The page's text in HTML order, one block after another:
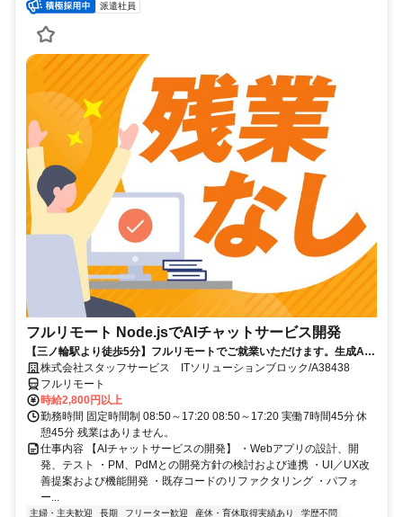
派遣社員
フルリモート Node.jsでAIチャットサービス開発
【三ノ輪駅より徒歩5分】フルリモートでご就業いただけます。生成AI
を活用したサービス開発に携われます。企画提案から改善まで幅広く関
われる環境です☆
株式会社スタッフサービス ITソリューションブロック/A38438
フルリモート
時給2,800円以上
勤務時間 固定時間制 08:50～17:20 08:50～17:20 実働7時間45分 休
憩45分 残業はありません。
仕事内容 【AIチャットサービスの開発】 ・Webアプリの設計、開
発、テスト ・PM、PdMとの開発方針の検討および連携 ・UI／UX改
善提案および機能開発 ・既存コードのリファクタリング ・パフォ
ー...
主婦・主夫歓迎 長期 フリーター歓迎 産休・育休取得実績あり
学歴不問